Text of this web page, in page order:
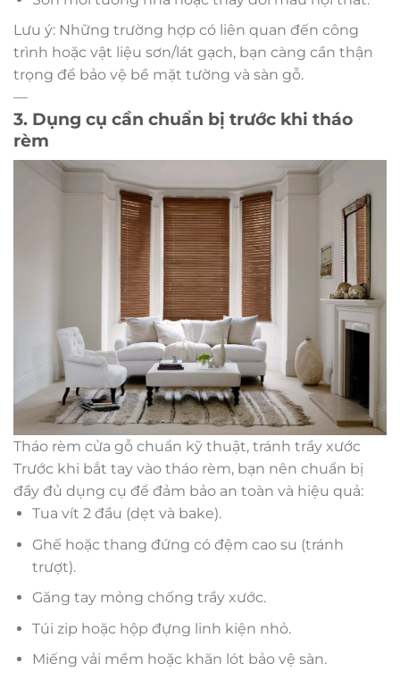
Lưu ý: Những trường hợp có liên quan đến công
trình hoặc vật liệu sơn/lát gạch, bạn càng cần thận
trọng để bảo vệ bề mặt tường và sàn gỗ.
—
3. Dụng cụ cần chuẩn bị trước khi tháo
rèm
Tháo rèm cửa gỗ chuẩn kỹ thuật, tránh trầy xước
Trước khi bắt tay vào tháo rèm, bạn nên chuẩn bị
đầy đủ dụng cụ để đảm bảo an toàn và hiệu quả:
Tua vít 2 đầu (dẹt và bake).
Ghế hoặc thang đứng có đệm cao su (tránh
trượt).
Găng tay mỏng chống trầy xước.
Túi zip hoặc hộp đựng linh kiện nhỏ.
Miếng vải mềm hoặc khăn lót bảo vệ sàn.